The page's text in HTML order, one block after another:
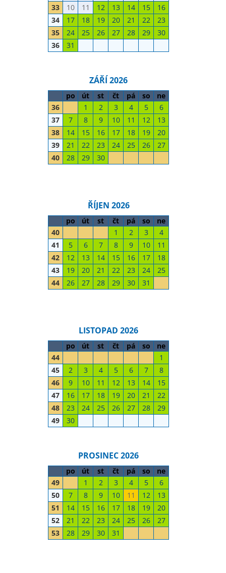
33
10 11 12 13 14 15
16
34
17 18 19 20 21 22
23
35
24 25 26 27 28 29
30
36
31
ZÁŘÍ 2026
po út st čt pá so
ne
36
1 2 3 4 5
6
37
7 8 9 10 11 12
13
38
14 15 16 17 18 19
20
39
21 22 23 24 25 26
27
40
28 29 30
ŘÍJEN 2026
po út st čt pá so
ne
40
1 2 3
4
41
5 6 7 8 9 10
11
42
12 13 14 15 16 17
18
43
19 20 21 22 23 24
25
44
26 27 28 29 30 31
LISTOPAD 2026
po út st čt pá so
ne
44
1
45
2 3 4 5 6 7
8
46
9 10 11 12 13 14
15
47
16 17 18 19 20 21
22
48
23 24 25 26 27 28
29
49
30
PROSINEC 2026
po út st čt pá so
ne
49
1 2 3 4 5
6
50
7 8 9 10 11 12
13
51
14 15 16 17 18 19
20
52
21 22 23 24 25 26
27
53
28 29 30 31